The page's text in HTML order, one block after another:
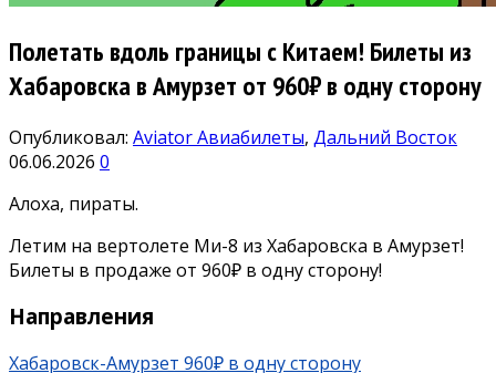
Полетать вдоль границы с Китаем! Билеты из
Хабаровска в Амурзет от 960₽ в одну сторону
Опубликовал: AviatorАвиабилеты, Дальний Восток
06.06.2026 0
Алоха, пираты.
Летим на вертолете Ми-8 из Хабаровска в Амурзет!
Билеты в продаже от 960₽ в одну сторону!
Направления
Хабаровск-Амурзет 960₽ в одну сторону